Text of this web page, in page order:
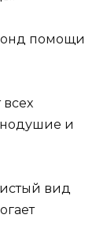
помощи
и
вид